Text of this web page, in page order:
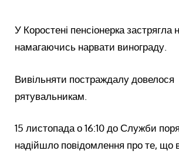
У Коростені пенсіонерка застрягла
намагаючись нарвати винограду.
Вивільняти постраждалу довелося
рятувальникам.
15 листопада о 16:10 до Служби
надійшло повідомлення про те, що